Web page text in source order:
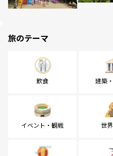
旅のテーマ
飲食 建築
イベント・観戦 世